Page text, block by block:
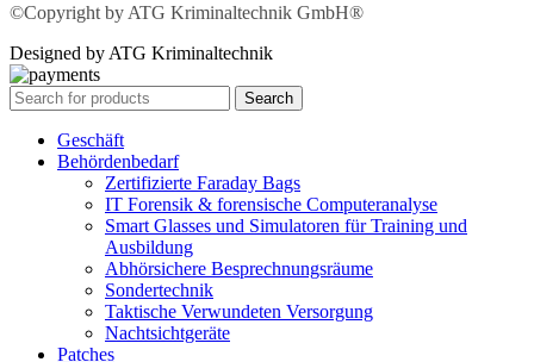
©Copyright by ATG Kriminaltechnik GmbH®
Designed by ATG Kriminaltechnik
Search
Geschäft
Behördenbedarf
Zertifizierte Faraday Bags
IT Forensik & forensische Computeranalyse
Smart Glasses und Simulatoren für Training und
Ausbildung
Abhörsichere Besprechnungsräume
Sondertechnik
Taktische Verwundeten Versorgung
Nachtsichtgeräte
Patches